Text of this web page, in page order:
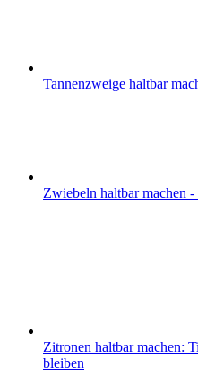
Tannenzweige haltbar
Zwiebeln haltbar machen -
Zitronen haltbar machen:
bleiben